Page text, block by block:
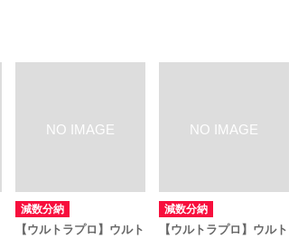
減数分納
【ウルトラプロ】ウルト
減数分納
【ウルトラプロ】ウルト